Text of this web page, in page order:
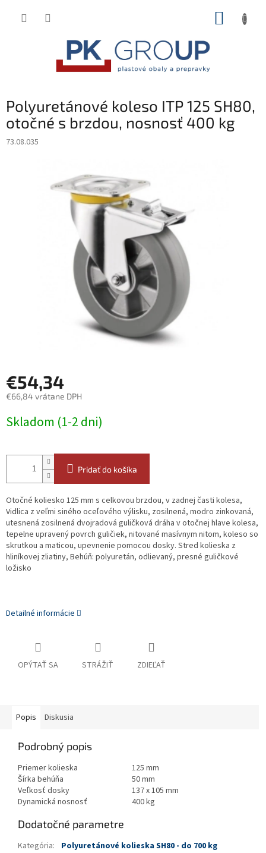
Polyuretánové koleso ITP 125 SH80,
otočné s brzdou, nosnosť 400 kg
73.08.035
€54,34
€66,84 vrátane DPH
cena:
Skladom (1-2 dni)
Pridať do košíka
Otočné koliesko 125 mm s celkovou brzdou, v zadnej časti kolesa,
Vidlica z veľmi siného oceľového výlisku, zosilnená, modro zinkovaná,
utesnená zosilnená dvojradová guličková dráha v otočnej hlave kolesa,
tepelne upravený povrch guličiek, nitované masívnym nitom, koleso so
skrutkou a maticou, upevnenie pomocou dosky. Stred kolieska z
hliníkovej zliatiny, Behúň: polyuretán, odlievaný, presné guličkové
ložisko
Detailné informácie
OPÝTAŤ SA STRÁŽIŤ ZDIEĽAŤ
Popis Diskusia
Podrobný popis
Priemer kolieska
125 mm
Šírka behúňa
50 mm
Veľkosť dosky
137 x 105 mm
Dynamická nosnosť
400 kg
Dodatočné parametre
Kategória:
Polyuretánové kolieska SH80 - do 700 kg